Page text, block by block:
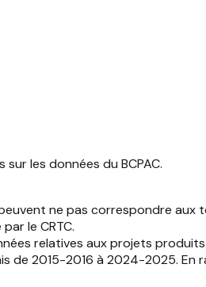
les données du BCPAC.
ne pas correspondre
le CRTC.
relatives aux projets
de 2015-2016 à 2024-2025.